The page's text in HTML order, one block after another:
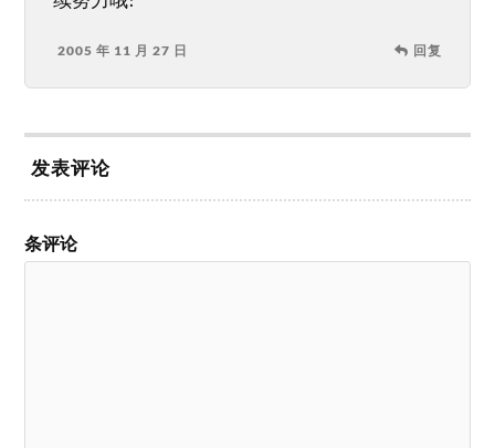
2005 年 11 月 27 日 回复
发表评论
条评论